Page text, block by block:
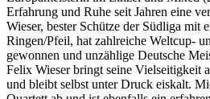
Erfahrung und Ruhe seit Jahren eine
Wieser, bester Schütze der Südliga mit
Ringen/Pfeil, hat zahlreiche Weltcup-
gewonnen und unzählige Deutsche
Felix Wieser bringt seine Vielseitigkeit
und bleibt selbst unter Druck eiskalt.